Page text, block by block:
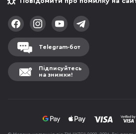
Telegram-бот
Підписуйтесь
на знижки!